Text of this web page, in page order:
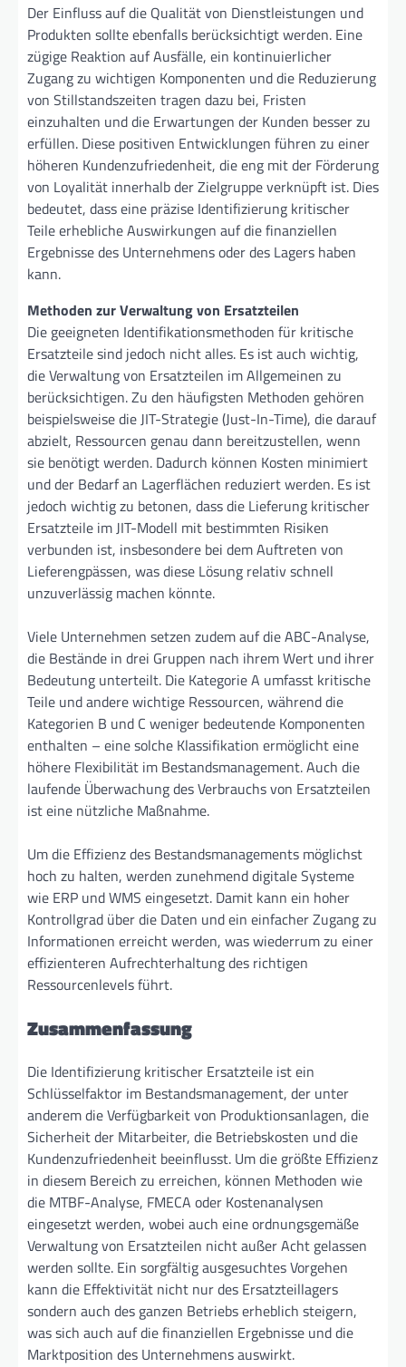
Der Einfluss auf die Qualität von Dienstleistungen und
Produkten sollte ebenfalls berücksichtigt werden. Eine
zügige Reaktion auf Ausfälle, ein kontinuierlicher
Zugang zu wichtigen Komponenten und die Reduzierung
von Stillstandszeiten tragen dazu bei, Fristen
einzuhalten und die Erwartungen der Kunden besser zu
erfüllen. Diese positiven Entwicklungen führen zu einer
höheren Kundenzufriedenheit, die eng mit der Förderung
von Loyalität innerhalb der Zielgruppe verknüpft ist. Dies
bedeutet, dass eine präzise Identifizierung kritischer
Teile erhebliche Auswirkungen auf die finanziellen
Ergebnisse des Unternehmens oder des Lagers haben
kann.
Methoden zur Verwaltung von Ersatzteilen
Die geeigneten Identifikationsmethoden für kritische
Ersatzteile sind jedoch nicht alles. Es ist auch wichtig,
die Verwaltung von Ersatzteilen im Allgemeinen zu
berücksichtigen. Zu den häufigsten Methoden gehören
beispielsweise die JIT-Strategie (Just-In-Time), die darauf
abzielt, Ressourcen genau dann bereitzustellen, wenn
sie benötigt werden. Dadurch können Kosten minimiert
und der Bedarf an Lagerflächen reduziert werden. Es ist
jedoch wichtig zu betonen, dass die Lieferung kritischer
Ersatzteile im JIT-Modell mit bestimmten Risiken
verbunden ist, insbesondere bei dem Auftreten von
Lieferengpässen, was diese Lösung relativ schnell
unzuverlässig machen könnte.
Viele Unternehmen setzen zudem auf die ABC-Analyse,
die Bestände in drei Gruppen nach ihrem Wert und ihrer
Bedeutung unterteilt. Die Kategorie A umfasst kritische
Teile und andere wichtige Ressourcen, während die
Kategorien B und C weniger bedeutende Komponenten
enthalten – eine solche Klassifikation ermöglicht eine
höhere Flexibilität im Bestandsmanagement. Auch die
laufende Überwachung des Verbrauchs von Ersatzteilen
ist eine nützliche Maßnahme.
Um die Effizienz des Bestandsmanagements möglichst
hoch zu halten, werden zunehmend digitale Systeme
wie ERP und WMS eingesetzt. Damit kann ein hoher
Kontrollgrad über die Daten und ein einfacher Zugang zu
Informationen erreicht werden, was wiederrum zu einer
effizienteren Aufrechterhaltung des richtigen
Ressourcenlevels führt.
Zusammenfassung
Die Identifizierung kritischer Ersatzteile ist ein
Schlüsselfaktor im Bestandsmanagement, der unter
anderem die Verfügbarkeit von Produktionsanlagen, die
Sicherheit der Mitarbeiter, die Betriebskosten und die
Kundenzufriedenheit beeinflusst. Um die größte Effizienz
in diesem Bereich zu erreichen, können Methoden wie
die MTBF-Analyse, FMECA oder Kostenanalysen
eingesetzt werden, wobei auch eine ordnungsgemäße
Verwaltung von Ersatzteilen nicht außer Acht gelassen
werden sollte. Ein sorgfältig ausgesuchtes Vorgehen
kann die Effektivität nicht nur des Ersatzteillagers
sondern auch des ganzen Betriebs erheblich steigern,
was sich auch auf die finanziellen Ergebnisse und die
Marktposition des Unternehmens auswirkt.